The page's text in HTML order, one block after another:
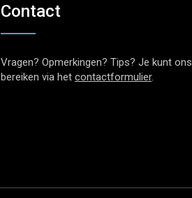
Contact
Vragen? Opmerkingen? Tips? Je kunt ons
bereiken via het contactformulier.